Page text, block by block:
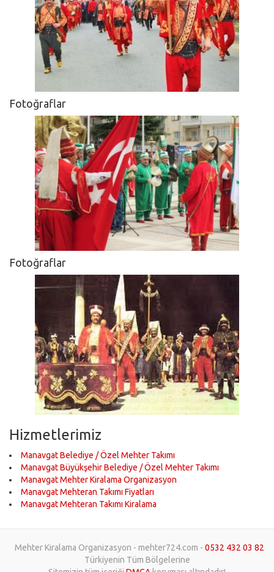
Fotoğraflar
Fotoğraflar
Hizmetlerimiz
Manavgat Belediye / Özel Mehter Takımı
Manavgat Büyükşehir Belediye / Özel Mehter Takımı
Manavgat Mehter Kiralama Organizasyon
Manavgat Mehteran Takımı Fiyatları
Manavgat Mehteran Takımı Kiralama
Mehter Kiralama Organizasyon - mehter724.com - 0532 432 03 82
Türkiyenin Tüm Bölgelerine